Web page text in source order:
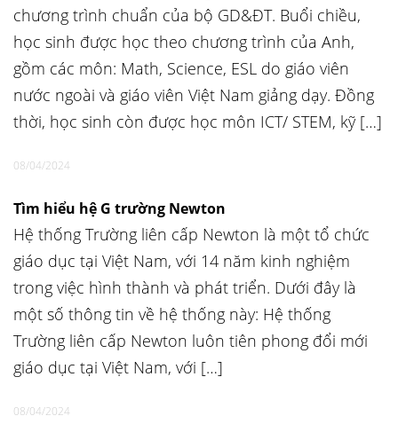
chương trình chuẩn của bộ GD&ĐT. Buổi chiều,
học sinh được học theo chương trình của Anh,
gồm các môn: Math, Science, ESL do giáo viên
nước ngoài và giáo viên Việt Nam giảng dạy. Đồng
thời, học sinh còn được học môn ICT/ STEM, kỹ […]
08/04/2024
Tìm hiểu hệ G trường Newton
Hệ thống Trường liên cấp Newton là một tổ chức
giáo dục tại Việt Nam, với 14 năm kinh nghiệm
trong việc hình thành và phát triển. Dưới đây là
một số thông tin về hệ thống này: Hệ thống
Trường liên cấp Newton luôn tiên phong đổi mới
giáo dục tại Việt Nam, với […]
08/04/2024